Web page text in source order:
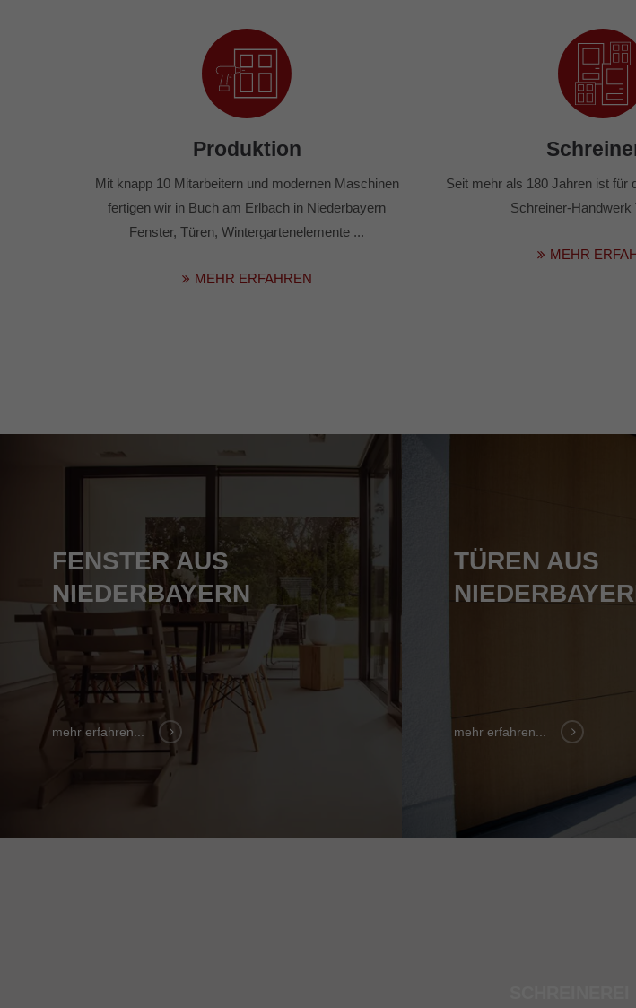
Produktion
Mit knapp 10 Mitarbeitern und modernen Maschinen
fertigen wir in Buch am Erlbach in Niederbayern
Fenster, Türen, Wintergartenelemente ...
MEHR ERFAHREN
Seit mehr als 180 Jahren ist für
Schreiner-Handwerk
MEHR
FENSTER AUS
NIEDERBAYERN
mehr erfahren...
TÜREN AUS
mehr erfahren...